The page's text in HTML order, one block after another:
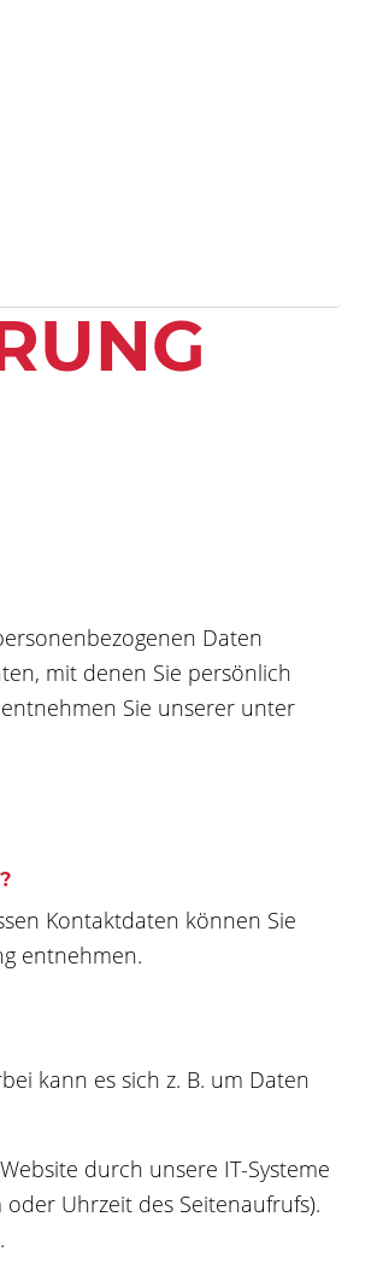
Daten
mit denen Sie persönlich
Sie unserer unter
Kontaktdaten können Sie
entnehmen.
kann es sich z. B. um Daten
durch unsere IT-Systeme
Uhrzeit des Seitenaufrufs).